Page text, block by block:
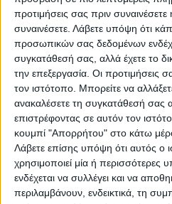
προτιμήσεις σας πριν συναινέσετε
συναινέσετε. Λάβετε υπόψη ότι
προσωπικών σας δεδομένων
συγκατάθεσή σας, αλλά έχετε το
την επεξεργασία. Οι προτιμήσεις
τον ιστότοπο. Μπορείτε να
ανακαλέσετε τη συγκατάθεσή σας
επιστρέφοντας σε αυτόν τον
κουμπί "Απορρήτου" στο κάτω
Λάβετε επίσης υπόψη ότι αυτός ο
χρησιμοποιεί μία ή περισσότερες
ενδέχεται να συλλέγει και να
περιλαμβάνουν, ενδεικτικά, τη
Βέβαια, η μεγάλη αγωνία
προγράμματα Βιολογικής
Σύμφωνα με πληροφορίες της
αναμένεται να
τα παλαιά Βιολογικά
τα νέα Βιολογικά (μόνο τη
προκήρυξης του 2025. Οι
πραγματοποιηθούν έως την
Ωστόσο, η κατάσταση είναι
Βιολογική Κτηνοτροφία και
καθώς, σύμφωνα με πηγές